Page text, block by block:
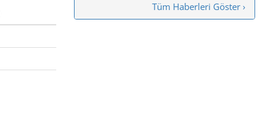
Tüm Haberleri Göster ›